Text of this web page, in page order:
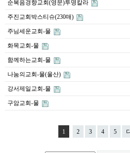
순복음경향교회(영문)투명칼라
주진교회박스티슈(230매)
주님세운교회-물
화목교회-물
함께하는교회-물
나눔의교회-물(울산)
강서제일교회-물
구암교회-물
1 2 3 4 5